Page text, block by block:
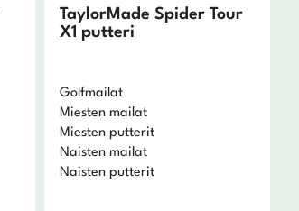
TaylorMade Spider Tour
X1 putteri
Golfmailat
Miesten mailat
Miesten putterit
Naisten mailat
Naisten putterit